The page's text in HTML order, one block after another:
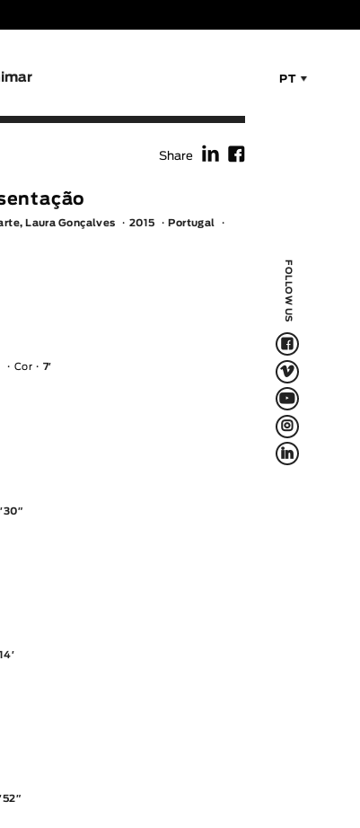
PT
FOLLOW US
F
V
Q
L
f
Share f F
Laura Gonçalves 2015
Portugal
Cor 7′
14′